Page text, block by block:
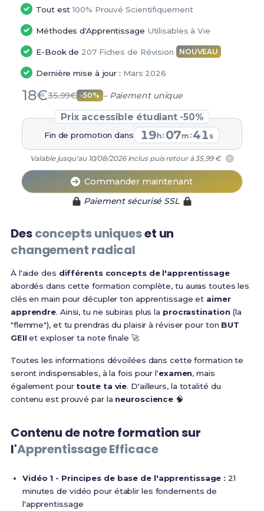
Tout est100% Prouvé Scientifiquement
Méthodes d'Apprentissage Utilisables à Vie
E-Book de 207 Fiches de Révision NOUVEAU
Dernière mise à jour : Mars 2026
18€35,99€ -50% – Paiement unique
Prix accessible étudiant -50%
Fin de promotion dans 19 h: 07m :40 s
Valable jusqu'au 10/08/2026 inclus puis retour à 35,99 € ?
Commander maintenant
Paiement sécurisé SSL
Desconcepts uniqueset un
changement radical
À l'aide des différents concepts de l'apprentissage
abordés dans cette formation complète, tu auras toutes les
clés en main pour décupler ton apprentissage et aimer
apprendre. Ainsi, tu ne subiras plus la procrastination(la
"flemme"), et tu prendras du plaisir à réviser pour ton BUT
GEIIet exploser ta note finale 🚀
Toutes les informations dévoilées dans cette formation te
seront indispensables, à la fois pour l'examen, mais
également pourtoute ta vie. D'ailleurs, la totalité du
contenu est prouvé par la neuroscience 🧠
Contenu de notre formation sur
l'Apprentissage Efficace
Vidéo 1 - Principes de base de l'apprentissage : 21
minutes de vidéo pour établir les fondements de
l'apprentissage